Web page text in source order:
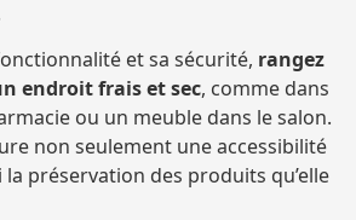
et sa sécurité, rangez
endroit frais et sec, comme dans
ou un meuble dans le salon.
non seulement une accessibilité
la préservation des produits qu’elle